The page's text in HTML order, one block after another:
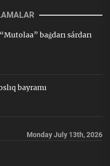
baǵdarı sárdarı
bayramı
Monday July 13th, 2026